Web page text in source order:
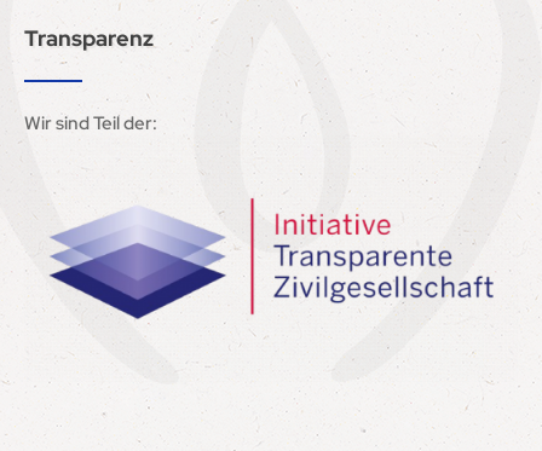
Transparenz
Wir sind Teil der: